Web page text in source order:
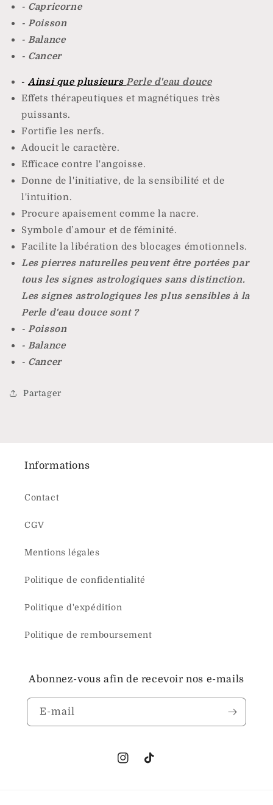
- Capricorne
- Poisson
- Balance
- Cancer
-Ainsi que plusieursPerle d'eau douce
Effets thérapeutiques et magnétiques très
puissants.
Fortifie les nerfs.
Adoucit le caractère.
Efficace contre l'angoisse.
Donne de l'initiative, de la sensibilité et de
l'intuition.
Procure apaisement comme la nacre.
Symbole d’amour et de féminité.
Facilite la libération des blocages émotionnels.
Les pierres naturelles peuvent être portées par
tous les signes astrologiques sans distinction.
Les signes astrologiques les plus sensibles à la
Perle d'eau douce sont ?
- Poisson
- Balance
- Cancer
Partager
Informations
Contact
CGV
Mentions légales
Politique de confidentialité
Politique d'expédition
Politique de remboursement
Abonnez-vous afin de recevoir nos e-mails
E-mail
Instagram
TikTok